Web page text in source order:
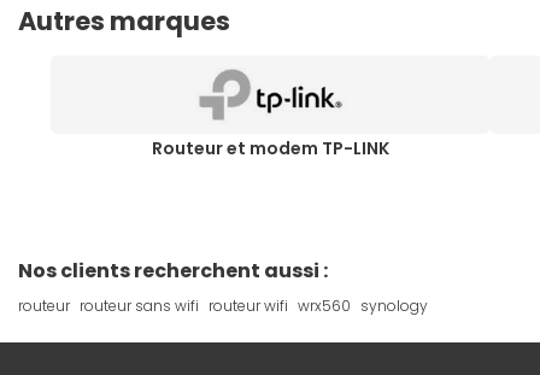
Autres marques
Routeur et modem TP-LINK
Nos clients recherchent aussi :
routeur routeur sans wifi routeur wifi wrx560 synology